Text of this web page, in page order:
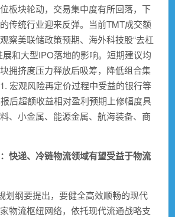
板块轮动，交易集中度有所回落，下
传统行业迎来反弹。当前TMT成交额
察美联储政策预期、海外科技股“去杠
展和大型IPO落地的影响。短期建议均
拥挤度压力释放后吸筹，降低组合集
宏观风险再定价过程中受益的银行等
后超额收益相对盈利预期上修幅度具
、小金属、 能源金属、航海装备、 商
：快递、冷链物流领域有望受益于物流
纲要提出，要健全高效顺畅的现代
物流枢纽网络，依托现代流通战略支